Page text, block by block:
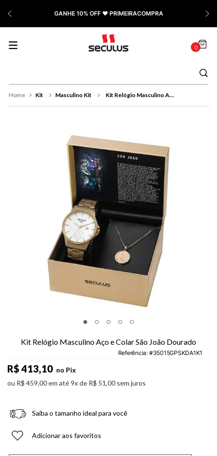
GANHE 10% OFF ❤️ PRIMEIRACOMPRA
0
Kit Masculino Kit Kit Relógio Masculino Aço e Colar São João Dourado
Kit Relógio Masculino Aço e Colar São João Dourado
Referência: 35015GPSKDA1K1
R$413,10 no Pix
ou R$ 459,00em até9x de R$ 51,00 sem juros
Saiba o tamanho ideal para você
Adicionar aos favoritos
9º